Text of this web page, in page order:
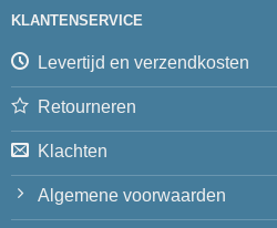
KLANTENSERVICE
Levertijd en verzendkosten
Retourneren
Klachten
Algemene voorwaarden